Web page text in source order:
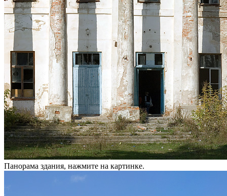
Панорама здания, нажмите на картинке.